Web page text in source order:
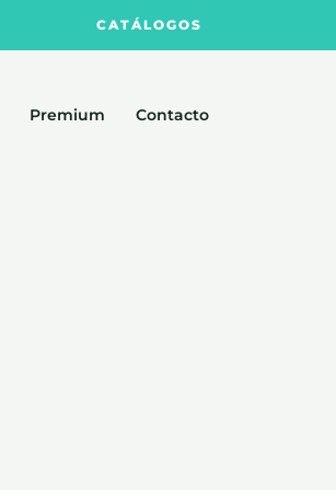
CATÁLOGOS
Premium Contacto